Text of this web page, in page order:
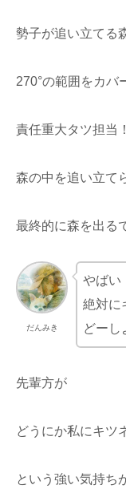
勢子が追い立てる
270°の範囲をカバ
責任重大タツ担当！
森の中を追い立て
最終的に森を出る
だんみき
やばい
絶対に
どーし
先輩方が
どうにか私にキツ
という強い気持ち